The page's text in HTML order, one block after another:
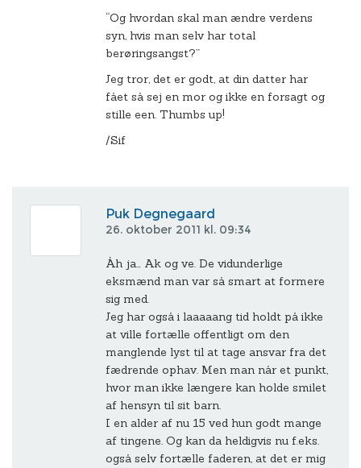
“Og hvordan skal man ændre verdens
syn, hvis man selv har total
berøringsangst?”
Jeg tror, det er godt, at din datter har
fået så sej en mor og ikke en forsagt og
stille een. Thumbs up!
/Sif
Puk Degnegaard
26. oktober 2011 kl. 09:34
Åh ja… Ak og ve. De vidunderlige
eksmænd man var så smart at formere
sig med.
Jeg har også i laaaaang tid holdt på ikke
at ville fortælle offentligt om den
manglende lyst til at tage ansvar fra det
fædrende ophav. Men man når et punkt,
hvor man ikke længere kan holde smilet
af hensyn til sit barn.
I en alder af nu 15 ved hun godt mange
af tingene. Og kan da heldigvis nu f.eks.
også selv fortælle faderen, at det er mig